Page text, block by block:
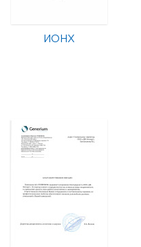
ИОНХ